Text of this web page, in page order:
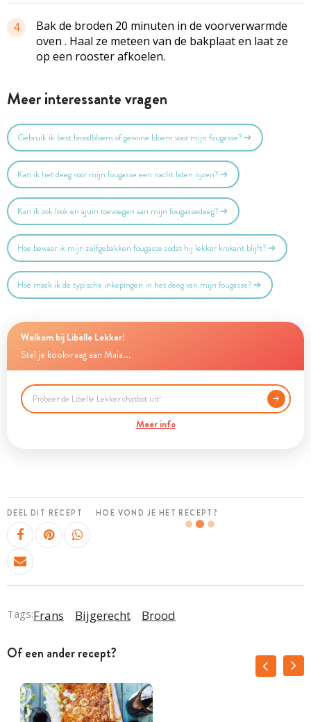
4
Bak de broden 20 minuten in de voorverwarmde
oven . Haal ze meteen van de bakplaat en laat ze
op een rooster afkoelen.
Meer interessante vragen
Gebruik ik best broodbloem of gewone bloem voor mijn fougasse?
Kan ik het deeg voor mijn fougasse een nacht laten rijzen?
Kan ik ook look en ajuin toevoegen aan mijn fougassedeeg?
Hoe bewaar ik mijn zelfgebakken fougasse zodat hij lekker krokant blijft?
Hoe maak ik de typische inkepingen in het deeg van mijn fougasse?
Welkom bij Libelle Lekker!
Stel je kookvraag aan Maia...
Meer info
DEEL DIT RECEPT HOE VOND JE HET RECEPT?
Tags:Frans Bijgerecht Brood
Of een ander recept?